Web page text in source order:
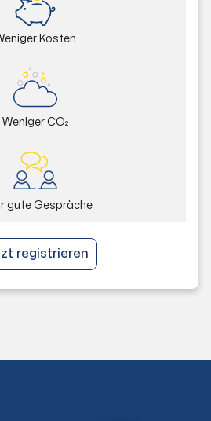
Kosten
Weniger CO₂
gute Gespräche
registrieren